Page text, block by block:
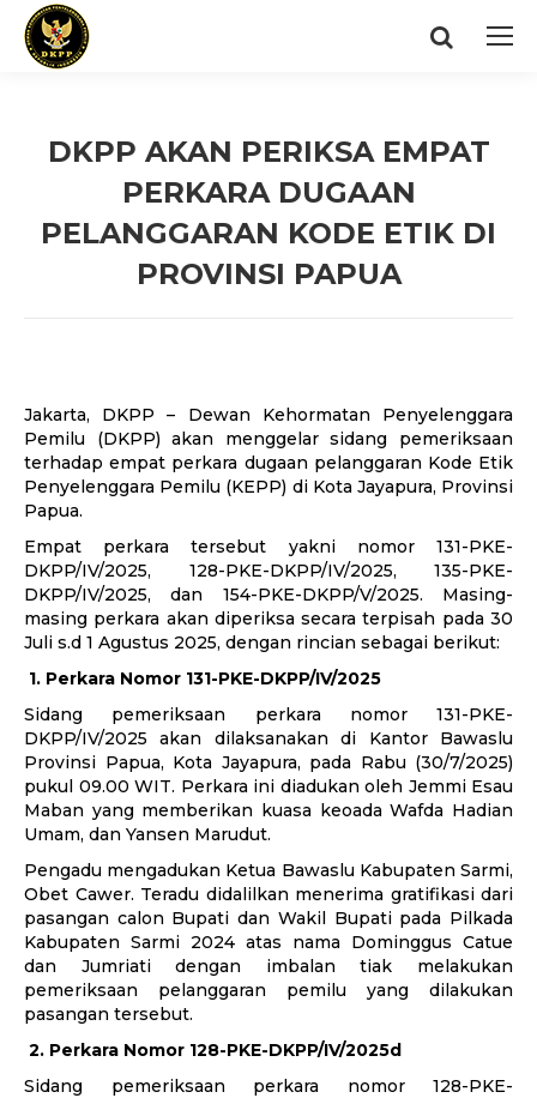
Search:
DKPP AKAN PERIKSA EMPAT
PERKARA DUGAAN
PELANGGARAN KODE ETIK DI
PROVINSI PAPUA
Jakarta, DKPP – Dewan Kehormatan Penyelenggara
Pemilu (DKPP) akan menggelar sidang pemeriksaan
terhadap empat perkara dugaan pelanggaran Kode Etik
Penyelenggara Pemilu (KEPP) di Kota Jayapura, Provinsi
Papua.
Empat perkara tersebut yakni nomor 131-PKE-
DKPP/IV/2025, 128-PKE-DKPP/IV/2025, 135-PKE-
DKPP/IV/2025, dan 154-PKE-DKPP/V/2025. Masing-
masing perkara akan diperiksa secara terpisah pada 30
Juli s.d 1 Agustus 2025, dengan rincian sebagai berikut:
1. Perkara Nomor 131-PKE-DKPP/IV/2025
Sidang pemeriksaan perkara nomor 131-PKE-
DKPP/IV/2025 akan dilaksanakan di Kantor Bawaslu
Provinsi Papua, Kota Jayapura, pada Rabu (30/7/2025)
pukul 09.00 WIT. Perkara ini diadukan oleh Jemmi Esau
Maban yang memberikan kuasa keoada Wafda Hadian
Umam, dan Yansen Marudut.
Pengadu mengadukan Ketua Bawaslu Kabupaten Sarmi,
Obet Cawer. Teradu didalilkan menerima gratifikasi dari
pasangan calon Bupati dan Wakil Bupati pada Pilkada
Kabupaten Sarmi 2024 atas nama Dominggus Catue
dan Jumriati dengan imbalan tiak melakukan
pemeriksaan pelanggaran pemilu yang dilakukan
pasangan tersebut.
2. Perkara Nomor 128-PKE-DKPP/IV/2025d
Sidang pemeriksaan perkara nomor 128-PKE-